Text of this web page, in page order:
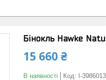
Бінокль Hawke
15 660 ₴
В наявності Код: I-